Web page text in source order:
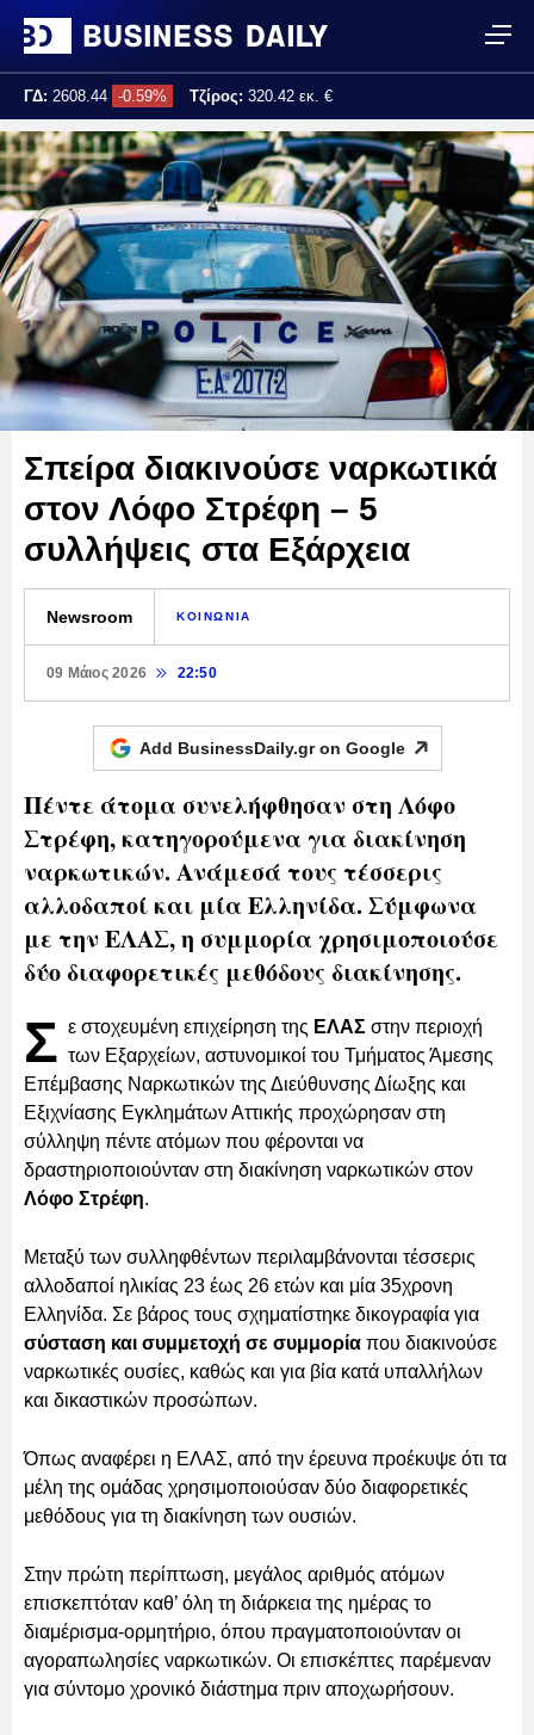
ΓΔ: 2608.44 -0.59% Τζίρος: 320.42 εκ. €
Τελ. ενημέρωση: 17:25:02
Σπείρα διακινούσε ναρκωτικά
στον Λόφο Στρέφη – 5
συλλήψεις στα Εξάρχεια
Newsroom ΚΟΙΝΩΝΙΑ
09 Μάιος 2026 22:50
Add BusinessDaily.gr on Google
Πέντε άτομα συνελήφθησαν στη Λόφο
Στρέφη, κατηγορούμενα για διακίνηση
ναρκωτικών. Ανάμεσά τους τέσσερις
αλλοδαποί και μία Ελληνίδα. Σύμφωνα
με την ΕΛΑΣ, η συμμορία χρησιμοποιούσε
δύο διαφορετικές μεθόδους διακίνησης.
Σ ε στοχευμένη επιχείρηση της ΕΛΑΣ στην περιοχή
των Εξαρχείων, αστυνομικοί του Τμήματος Άμεσης
Επέμβασης Ναρκωτικών της Διεύθυνσης Δίωξης και
Εξιχνίασης Εγκλημάτων Αττικής προχώρησαν στη
σύλληψη πέντε ατόμων που φέρονται να
δραστηριοποιούνταν στη διακίνηση ναρκωτικών στον
Λόφο Στρέφη.
Μεταξύ των συλληφθέντων περιλαμβάνονται τέσσερις
αλλοδαποί ηλικίας 23 έως 26 ετών και μία 35χρονη
Ελληνίδα. Σε βάρος τους σχηματίστηκε δικογραφία για
σύσταση και συμμετοχή σε συμμορία που διακινούσε
ναρκωτικές ουσίες, καθώς και για βία κατά υπαλλήλων
και δικαστικών προσώπων.
Όπως αναφέρει η ΕΛΑΣ, από την έρευνα προέκυψε ότι τα
μέλη της ομάδας χρησιμοποιούσαν δύο διαφορετικές
μεθόδους για τη διακίνηση των ουσιών.
Στην πρώτη περίπτωση, μεγάλος αριθμός ατόμων
επισκεπτόταν καθ’ όλη τη διάρκεια της ημέρας το
διαμέρισμα-ορμητήριο, όπου πραγματοποιούνταν οι
αγοραπωλησίες ναρκωτικών. Οι επισκέπτες παρέμεναν
για σύντομο χρονικό διάστημα πριν αποχωρήσουν.